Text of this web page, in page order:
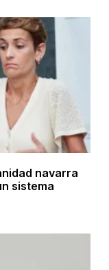
navarra
sistema